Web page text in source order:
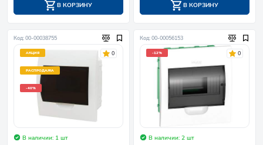
В КОРЗИНУ В КОРЗИНУ
Код: 00-00038755
АКЦИЯ
РАСПРОДАЖА
-40%
0
В наличии: 1 шт
Код: 00-00056153
-12% 0
В наличии: 2 шт